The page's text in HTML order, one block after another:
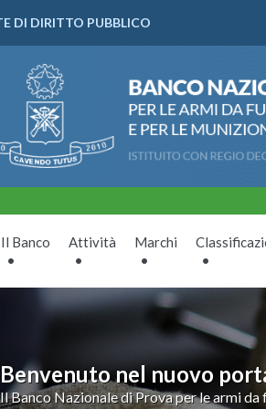
DI DIRITTO PUBBLICO
Il Banco Attività Marchi
Benvenuto nel nuovo
Il Banco Nazionale di Prova per le armi
Il Banco di Prova
Il Banco Nazionale di Prova si occupa